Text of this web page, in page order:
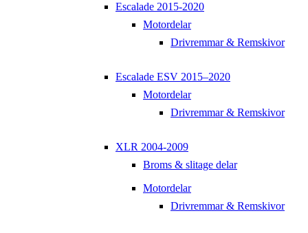
Escalade 2015-2020
Motordelar
Drivremmar & Remskivor
Escalade ESV 2015–2020
Motordelar
Drivremmar & Remskivor
XLR 2004-2009
Broms & slitage delar
Motordelar
Drivremmar & Remskivor